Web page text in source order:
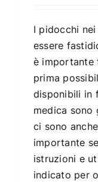
I pidocchi
essere
è importante
prima
disponibili in
medica sono
ci sono
importante
istruzioni e
indicato per